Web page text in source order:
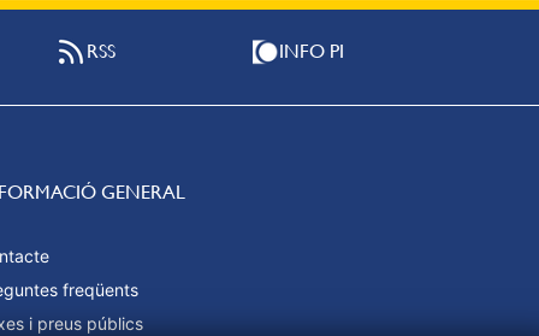
RSS INFO PI
GENERAL
freqüents
i preus públics